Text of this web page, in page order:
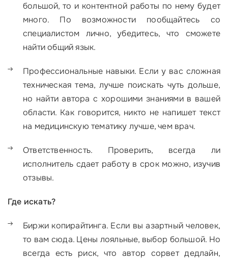
большой, то и контентной работы по нему будет
много. По возможности пообщайтесь со
специалистом лично, убедитесь, что сможете
найти общий язык.
Профессиональные навыки. Если у вас сложная
техническая тема, лучше поискать чуть дольше,
но найти автора с хорошими знаниями в вашей
области. Как говорится, никто не напишет текст
на медицинскую тематику лучше, чем врач.
Ответственность. Проверить, всегда ли
исполнитель сдает работу в срок можно, изучив
отзывы.
Где искать?
Биржи копирайтинга. Если вы азартный человек,
то вам сюда. Цены лояльные, выбор большой. Но
всегда есть риск, что автор сорвет дедлайн,